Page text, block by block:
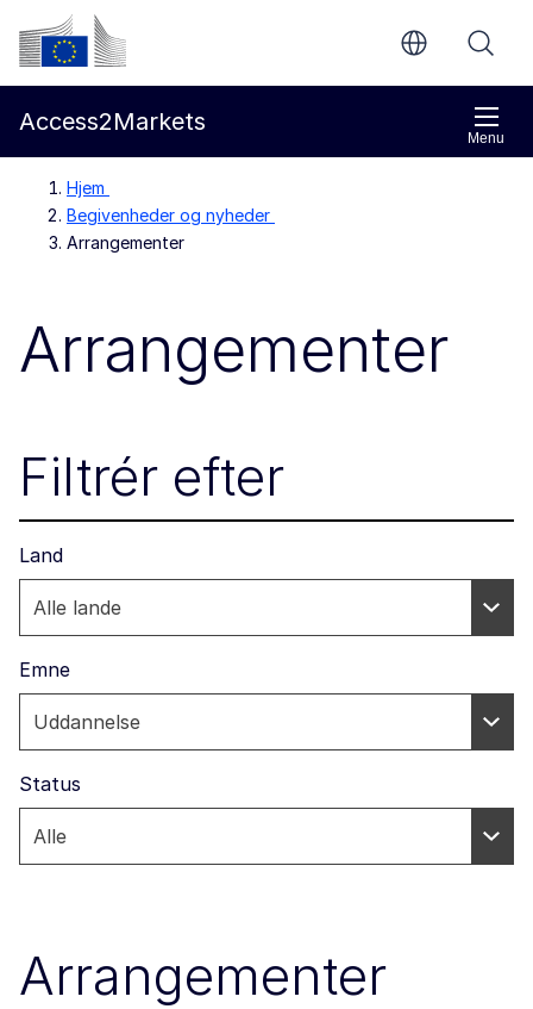
Gå til indholdet
Europa-Kommissionen
Menu
Access2Markets
Hjem
Begivenheder og nyheder
Arrangementer
Arrangementer
Filtrér efter
Land
Emne
Status
Arrangementer